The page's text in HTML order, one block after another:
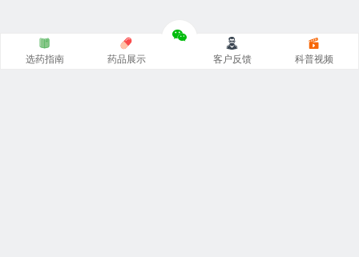
选药指南 药品展示 客户反馈 科普视频